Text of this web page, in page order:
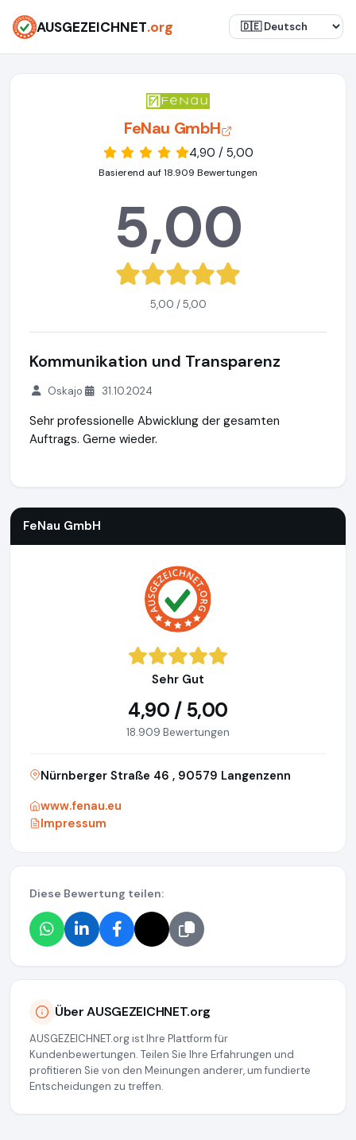
AUSGEZEICHNET.org
FeNau GmbH
4,90 / 5,00
Basierend auf 18.909 Bewertungen
5,00
5,00 / 5,00
Kommunikation und Transparenz
Oskajo 31.10.2024
Sehr professionelle Abwicklung der gesamten
Auftrags. Gerne wieder.
FeNau GmbH
Sehr Gut
4,90 / 5,00
18.909 Bewertungen
Nürnberger Straße 46 , 90579 Langenzenn
www.fenau.eu
Impressum
Diese Bewertung teilen:
Über AUSGEZEICHNET.org
AUSGEZEICHNET.org ist Ihre Plattform für
Kundenbewertungen. Teilen Sie Ihre Erfahrungen und
profitieren Sie von den Meinungen anderer, um fundierte
Entscheidungen zu treffen.